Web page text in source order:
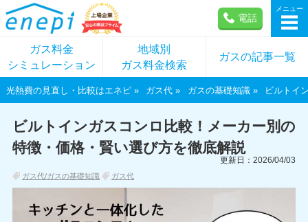
電話
メニュー
ガス料金
シミュレーション
地域別
ガス料金検索
ガスの記事一覧
光熱費の見直し・比較はエネピ ガス代 ガスの基礎知識 ビルトイ
ビルトインガスコンロ比較！メーカー別の
特徴・価格・賢い選び方を徹底解説
ガス代/ガスの基礎知識 ガス代
更新日：2026/04/03